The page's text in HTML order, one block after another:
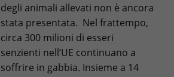
degli animali allevati non è ancora
stata presentata. Nel frattempo,
circa 300 milioni di esseri
senzienti nell’UE continuano a
soffrire in gabbia. Insieme a 14